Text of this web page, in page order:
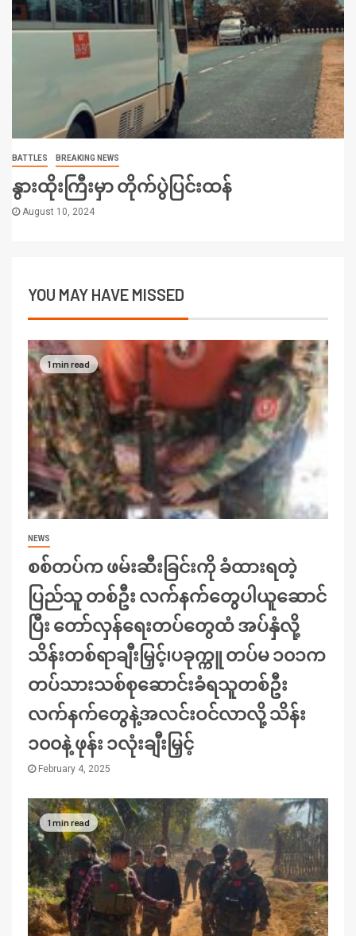
BATTLES BREAKING NEWS
နွားထိုးကြီးမှာ တိုက်ပွဲပြင်းထန်
August 10, 2024
YOU MAY HAVE MISSED
1 min read
NEWS
စစ်တပ်က ဖမ်းဆီးခြင်းကို ခံထားရတဲ့
ပြည်သူ တစ်ဦး လက်နက်တွေပါယူဆောင်
ပြီး တော်လှန်ရေးတပ်တွေထံ အပ်နှံလို့
သိန်းတစ်ရာချီးမြှင့်၊ပခုက္ကူ တပ်မ ၁၀၁က
တပ်သားသစ်စုဆောင်းခံရသူတစ်ဦး
လက်နက်တွေနဲ့အလင်းဝင်လာလို့ သိန်း
၁၀၀နဲ့ ဖုန်း ၁လုံးချီးမြှင့်
February 4, 2025
1 min read